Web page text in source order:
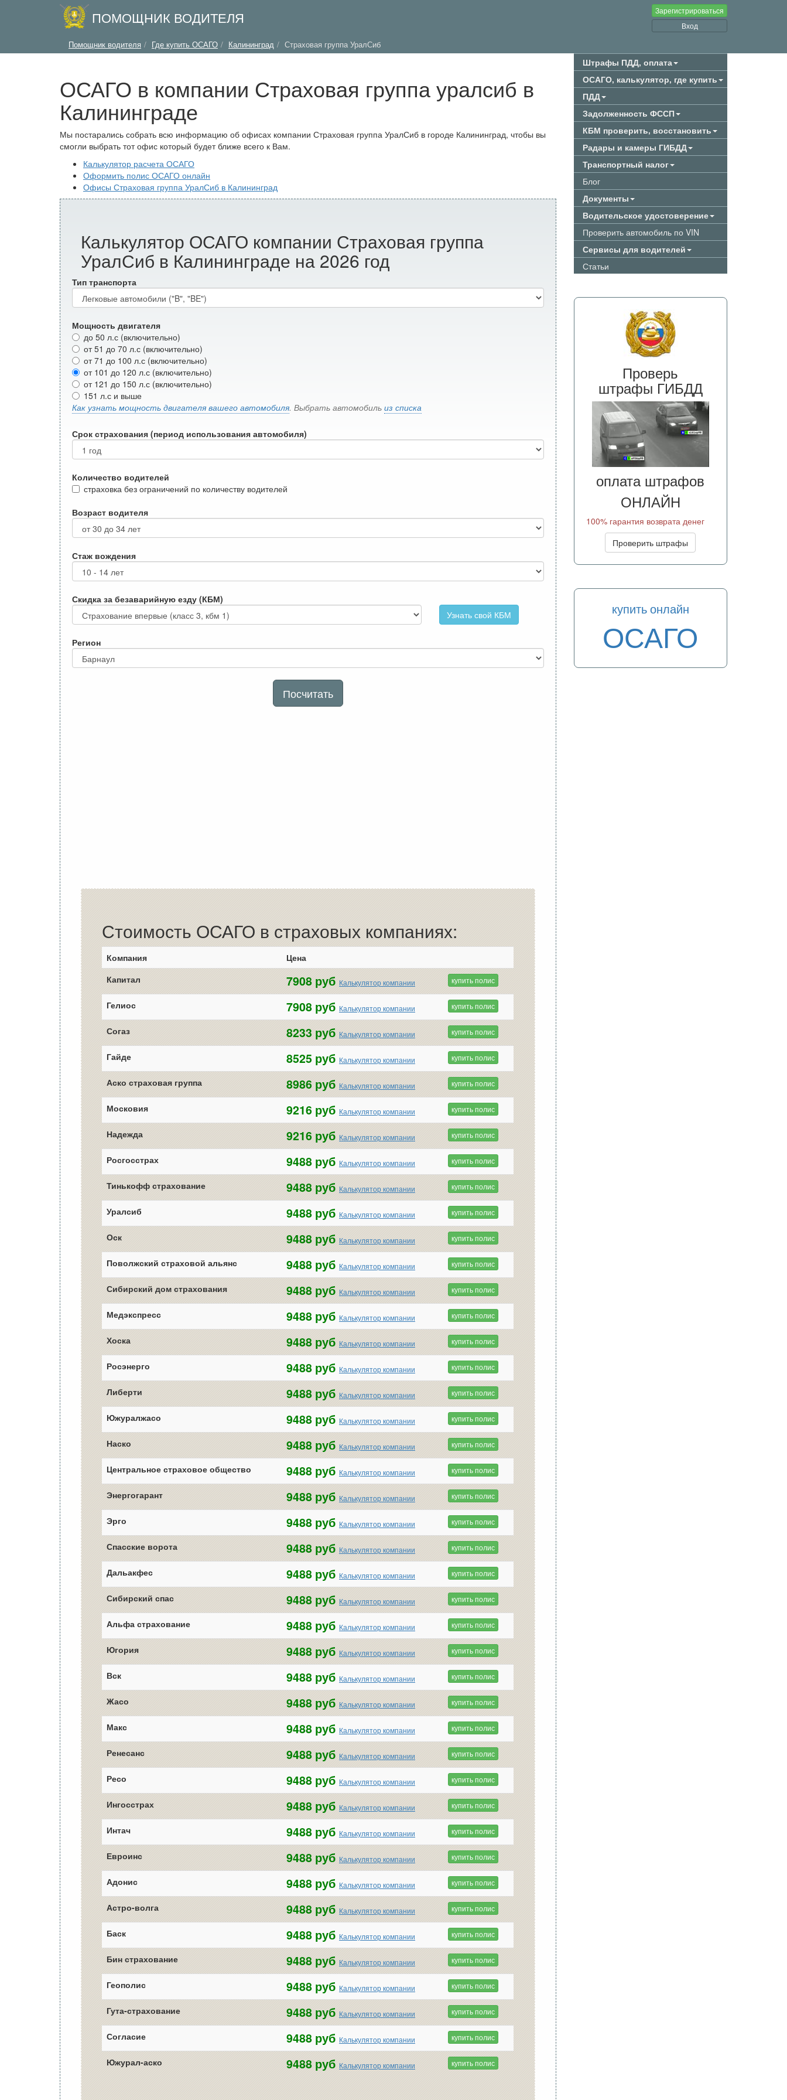
ПОМОЩНИК ВОДИТЕЛЯ
Зарегистрироваться
Вход
Помощник водителя Где купить ОСАГО Калининград Страховая группа УралСиб
ОСАГО в компании Страховая группа уралсиб в
Калининграде
Мы постарались собрать всю информацию об офисах компании Страховая группа УралСиб в городе Калининград, чтобы вы
смогли выбрать тот офис который будет ближе всего к Вам.
Калькулятор расчета ОСАГО
Оформить полис ОСАГО онлайн
Офисы Страховая группа УралСиб в Калининград
Калькулятор ОСАГО компании Страховая группа
УралСиб в Калининграде на 2026 год
Тип транспорта
Мощность двигателя
до 50 л.с (включительно)
от 51 до 70 л.с (включительно)
от 71 до 100 л.с (включительно)
от 101 до 120 л.с (включительно)
от 121 до 150 л.с (включительно)
151 л.с и выше
Как узнать мощность двигателя вашего автомобиля. Выбрать автомобиль из списка
Срок страхования (период использования автомобиля)
Количество водителей
страховка без ограничений по количеству водителей
Возраст водителя
Стаж вождения
Скидка за безаварийную езду (КБМ)
Узнать свой КБМ
Регион
Посчитать
Стоимость ОСАГО в страховых компаниях:
Компания
Цена
Капитал
7908 руб Калькулятор компании купить полис
Гелиос 7908 руб Калькулятор компании купить полис
Согаз 8233 руб Калькулятор компании купить полис
Гайде 8525 руб Калькулятор компании купить полис
Аско страховая группа 8986 руб Калькулятор компании купить полис
Московия 9216 руб Калькулятор компании купить полис
Надежда 9216 руб Калькулятор компании купить полис
Росгосстрах 9488 руб Калькулятор компании купить полис
Тинькофф страхование 9488 руб Калькулятор компании купить полис
Уралсиб 9488 руб Калькулятор компании купить полис
Оск 9488 руб Калькулятор компании купить полис
Поволжский страховой альянс 9488 руб Калькулятор компании купить полис
Сибирский дом страхования 9488 руб Калькулятор компании купить полис
Медэкспресс 9488 руб Калькулятор компании купить полис
Хоска 9488 руб Калькулятор компании купить полис
Росэнерго 9488 руб Калькулятор компании купить полис
Либерти 9488 руб Калькулятор компании купить полис
Южуралжасо 9488 руб Калькулятор компании купить полис
Наско 9488 руб Калькулятор компании купить полис
Центральное страховое общество 9488 руб Калькулятор компании купить полис
Энергогарант 9488 руб Калькулятор компании купить полис
Эрго 9488 руб Калькулятор компании купить полис
Спасские ворота 9488 руб Калькулятор компании купить полис
Дальакфес 9488 руб Калькулятор компании купить полис
Сибирский спас 9488 руб Калькулятор компании купить полис
Альфа страхование 9488 руб Калькулятор компании купить полис
Югория 9488 руб Калькулятор компании купить полис
Вск 9488 руб Калькулятор компании купить полис
Жасо 9488 руб Калькулятор компании купить полис
Макс 9488 руб Калькулятор компании купить полис
Ренесанс 9488 руб Калькулятор компании купить полис
Ресо 9488 руб Калькулятор компании купить полис
Ингосстрах 9488 руб Калькулятор компании купить полис
Интач 9488 руб Калькулятор компании купить полис
Евроинс 9488 руб Калькулятор компании купить полис
Адонис 9488 руб Калькулятор компании купить полис
Астро-волга 9488 руб Калькулятор компании купить полис
Баск 9488 руб Калькулятор компании купить полис
Бин страхование 9488 руб Калькулятор компании купить полис
Геополис 9488 руб Калькулятор компании купить полис
Гута-страхование 9488 руб Калькулятор компании купить полис
Согласие 9488 руб Калькулятор компании купить полис
Южурал-аско 9488 руб Калькулятор компании купить полис
Штрафы ПДД, оплата
ОСАГО, калькулятор, где купить
ПДД
Задолженность ФССП
КБМ проверить, восстановить
Радары и камеры ГИБДД
Транспортный налог
Блог
Документы
Водительское удостоверение
Проверить автомобиль по VIN
Сервисы для водителей
Статьи
Проверь
штрафы ГИБДД
оплата штрафов
ОНЛАЙН
100% гарантия возврата денег
Проверить штрафы
купить онлайн
ОСАГО